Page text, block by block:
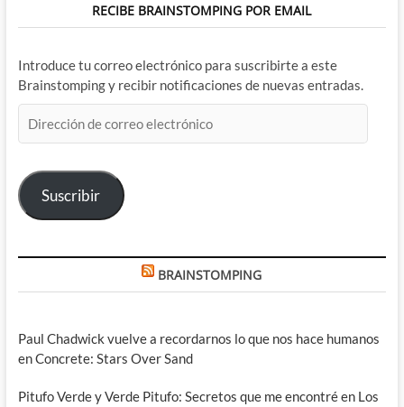
RECIBE BRAINSTOMPING POR EMAIL
Introduce tu correo electrónico para suscribirte a este
Brainstomping y recibir notificaciones de nuevas entradas.
de
electrónico
Suscribir
BRAINSTOMPING
Paul Chadwick vuelve a recordarnos lo que nos hace humanos
en Concrete: Stars Over Sand
Pitufo Verde y Verde Pitufo: Secretos que me encontré en Los